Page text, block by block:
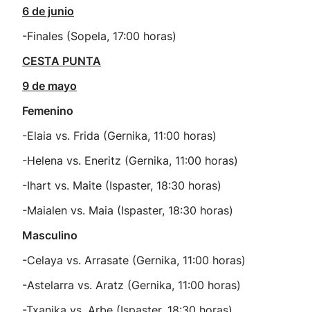
6 de junio
-Finales (Sopela, 17:00 horas)
CESTA PUNTA
9 de mayo
Femenino
-Elaia vs. Frida (Gernika, 11:00 horas)
-Helena vs. Eneritz (Gernika, 11:00 horas)
-Ihart vs. Maite (Ispaster, 18:30 horas)
-Maialen vs. Maia (Ispaster, 18:30 horas)
Masculino
-Celaya vs. Arrasate (Gernika, 11:00 horas)
-Astelarra vs. Aratz (Gernika, 11:00 horas)